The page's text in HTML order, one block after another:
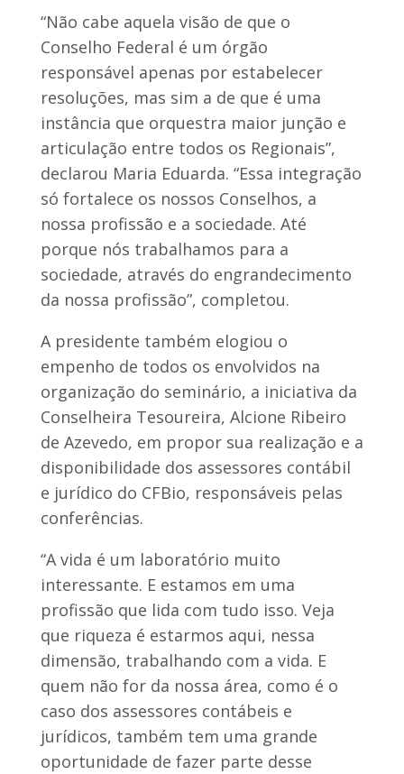
“Não cabe aquela visão de que o
Conselho Federal é um órgão
responsável apenas por estabelecer
resoluções, mas sim a de que é uma
instância que orquestra maior junção e
articulação entre todos os Regionais”,
declarou Maria Eduarda. “Essa integração
só fortalece os nossos Conselhos, a
nossa profissão e a sociedade. Até
porque nós trabalhamos para a
sociedade, através do engrandecimento
da nossa profissão”, completou.
A presidente também elogiou o
empenho de todos os envolvidos na
organização do seminário, a iniciativa da
Conselheira Tesoureira, Alcione Ribeiro
de Azevedo, em propor sua realização e a
disponibilidade dos assessores contábil
e jurídico do CFBio, responsáveis pelas
conferências.
“A vida é um laboratório muito
interessante. E estamos em uma
profissão que lida com tudo isso. Veja
que riqueza é estarmos aqui, nessa
dimensão, trabalhando com a vida. E
quem não for da nossa área, como é o
caso dos assessores contábeis e
jurídicos, também tem uma grande
oportunidade de fazer parte desse